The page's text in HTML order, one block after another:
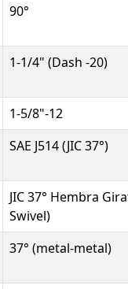
90°
1-1/4" (Dash -20)
1-5/8"-12
SAE J514 (JIC 37°)
JIC 37° Hembra
Swivel)
37° (metal-metal)